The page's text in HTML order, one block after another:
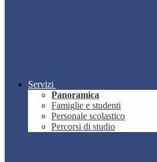
Servizi
Panoramica
Famiglie e studenti
Personale scolastico
Percorsi di studio